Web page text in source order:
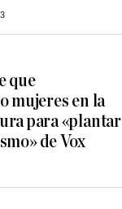
que
mujeres en la
para «plantar
de Vox